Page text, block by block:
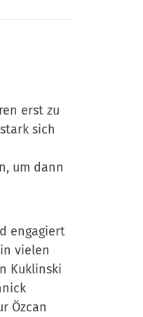
erst zu
sich
um dann
engagiert
vielen
Kuklinski
Özcan